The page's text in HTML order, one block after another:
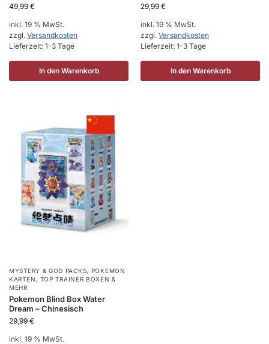
49,99 €
inkl. 19 % MwSt.
zzgl. Versandkosten
Lieferzeit: 1-3 Tage
In den Warenkorb
29,99 €
inkl. 19 % MwSt.
zzgl. Versandkosten
Lieferzeit: 1-3 Tage
In den Warenkorb
MYSTERY & GOD PACKS, POKEMON
KARTEN, TOP TRAINER BOXEN &
MEHR
Pokemon Blind Box Water
Dream – Chinesisch
29,99 €
inkl. 19 % MwSt.